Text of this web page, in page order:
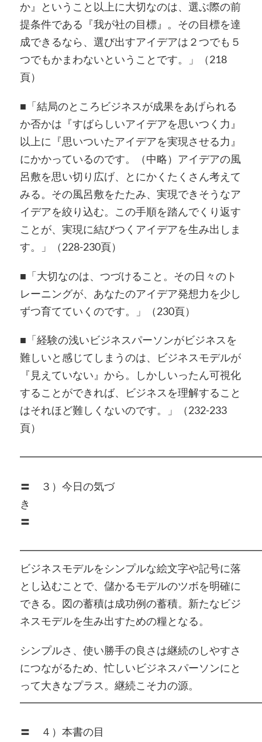
か』ということ以上に大切なのは、選ぶ際の前
提条件である『我が社の目標』。その目標を達
成できるなら、選び出すアイデアは２つでも５
つでもかまわないということです。」（218
頁）
■「結局のところビジネスが成果をあげられる
か否かは『すばらしいアイデアを思いつく力』
以上に『思いついたアイデアを実現させる力』
にかかっているのです。（中略）アイデアの風
呂敷を思い切り広げ、とにかくたくさん考えて
みる。その風呂敷をたたみ、実現できそうなア
イデアを絞り込む。この手順を踏んでくり返す
ことが、実現に結びつくアイデアを生み出しま
す。」（228-230頁）
■「大切なのは、つづけること。その日々のト
レーニングが、あなたのアイデア発想力を少し
ずつ育てていくのです。」（230頁）
■「経験の浅いビジネスパーソンがビジネスを
難しいと感じてしまうのは、ビジネスモデルが
『見えていない』から。しかしいったん可視化
することができれば、ビジネスを理解すること
はそれほど難しくないのです。」（232-233
頁）
〓 ３）今日の気づ
〓
ビジネスモデルをシンプルな絵文字や記号に落
とし込むことで、儲かるモデルのツボを明確に
できる。図の蓄積は成功例の蓄積。新たなビジ
ネスモデルを生み出すための糧となる。
シンプルさ、使い勝手の良さは継続のしやすさ
につながるため、忙しいビジネスパーソンにと
って大きなプラス。継続こそ力の源。
〓 ４）本書の目